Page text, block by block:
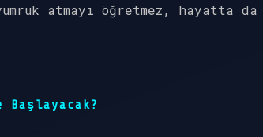
atmayı öğretmez, hayatta da
Başlayacak?